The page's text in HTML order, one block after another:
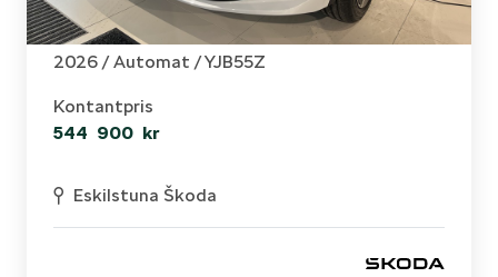
Sportline 1,5 TSI iV SUPERPRIS!!
2026 /Automat / YJB55Z
Kontantpris
544 900 kr
Eskilstuna Škoda